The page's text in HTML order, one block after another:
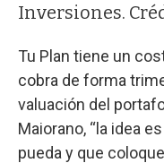
Inversiones.
Tu Plan tiene un
cobra de forma
valuación del
Maiorano, “la idea
pueda y que